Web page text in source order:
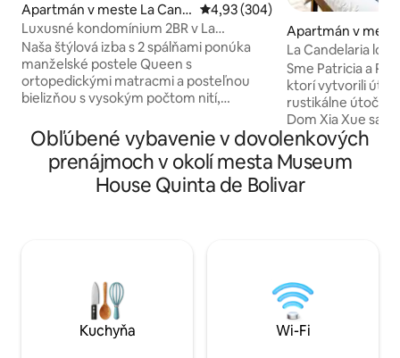
Apartmán v meste La Cand
elaria
Priemerné ohodnotenie 4,93 z
4,93 (304)
Luxusné kondomínium 2BR v La
Candelaria | Komín a gril
Naša štýlová izba s 2 spálňami ponúka
manželské postele Queen s
ortopedickými matracmi a posteľnou
bielizňou s vysokým počtom nití,
útulnú obývaciu izbu a vlastnú terasu s
grilom. Vybavené 3 televízormi s
plochou obrazovkou QLED, 2
pracovnými stanicami, plynovým
komínom a plne zásobenou kuchyňou.
reštaurácií. Rezervujte si teraz pre
dokonalý zážitok na Airbnb!
Apartmán v
La Candelaria
výhľad
Sme Patricia a
ktorí vytvorili
rustikálne
Dom Xia Xue sa
od námestia
Botero a Gold
Užite si krb,
Wi-Fi, zábavu,
ako doma. Podrobnosti registrácie
110692
Obľúbené vybavenie v dovolenkových
prenájmoch v okolí mesta Museum
House Quinta de Bolivar
Kuchyňa Wi-Fi